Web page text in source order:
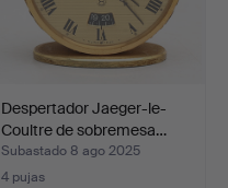
Despertador Jaeger-le-
Coultre de sobremesa…
Subastado 8 ago 2025
4 pujas